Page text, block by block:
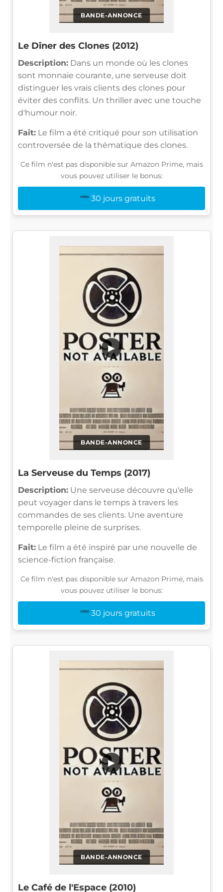
BANDE-ANNONCE
Le Dîner des Clones (2012)
Description: Dans un monde où les clones
sont monnaie courante, une serveuse doit
distinguer les vrais clients des clones pour
éviter des conflits. Un thriller avec une touche
d'humour noir.
Fait: Le film a été critiqué pour son utilisation
controversée de la thématique des clones.
Ce film n'est pas disponible sur Amazon Prime, mais
vous pouvez utiliser le bonus:
30 jours gratuits
BANDE-ANNONCE
▶
La Serveuse du Temps (2017)
Description: Une serveuse découvre qu'elle
peut voyager dans le temps à travers les
commandes de ses clients. Une aventure
temporelle pleine de surprises.
Fait: Le film a été inspiré par une nouvelle de
science-fiction française.
Ce film n'est pas disponible sur Amazon Prime, mais
vous pouvez utiliser le bonus:
30 jours gratuits
BANDE-ANNONCE
▶
Le Café de l'Espace (2010)